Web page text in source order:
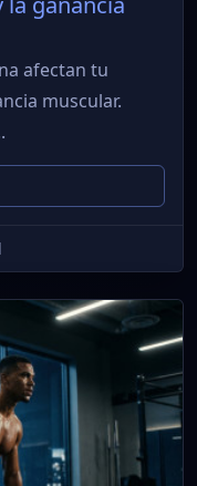
afectan tu
muscular.